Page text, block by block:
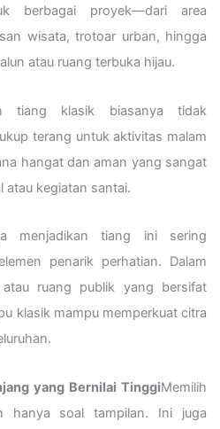
berbagai proyek—dari area
wisata, trotoar urban, hingga
atau ruang terbuka hijau.
tiang klasik biasanya tidak
terang untuk aktivitas malam
hangat dan aman yang sangat
kegiatan santai.
menjadikan tiang ini sering
penarik perhatian. Dalam
ruang publik yang bersifat
klasik mampu memperkuat citra
yang Bernilai TinggiMemilih
hanya soal tampilan. Ini juga